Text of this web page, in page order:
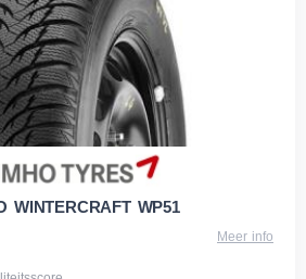
WINTERCRAFT WP51
Meer info